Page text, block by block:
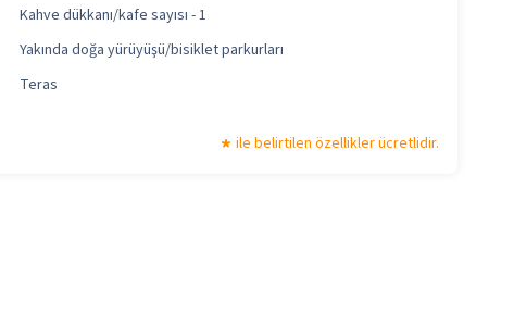
Kahve dükkanı/kafe sayısı - 1
Yakında doğa yürüyüşü/bisiklet parkurları
Teras
ile belirtilen özellikler ücretlidir.